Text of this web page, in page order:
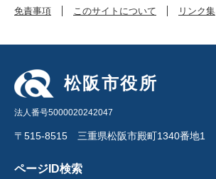
免責事項 このサイトについて リンク集
松阪市役所
法人番号5000020242047
〒515-8515 三重県松阪市殿町1340番地1
ページID検索